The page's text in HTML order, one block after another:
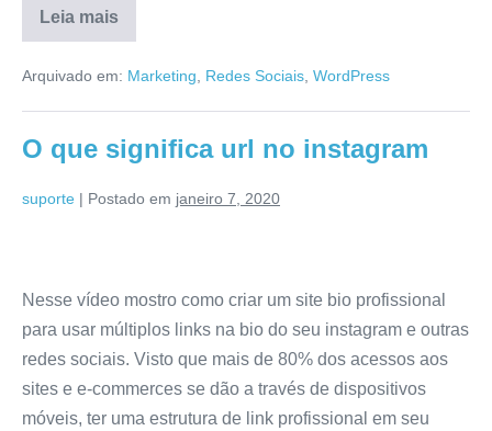
Leia mais
Arquivado em: Marketing Redes Sociais WordPress
O que significa url no instagram
suporte | Postado em janeiro 7, 2020
Nesse vídeo mostro como criar um site bio profissional
para usar múltiplos links na bio do seu instagram e outras
redes sociais. Visto que mais de 80% dos acessos aos
sites e e-commerces se dão a través de dispositivos
móveis, ter uma estrutura de link profissional em seu